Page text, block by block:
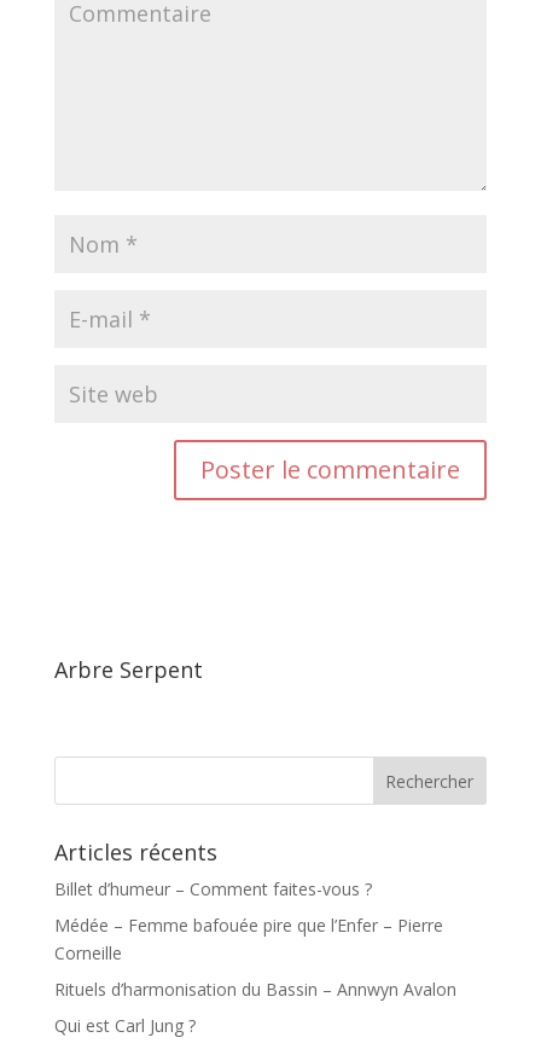
Arbre Serpent
Articles récents
Billet d’humeur – Comment faites-vous ?
Médée – Femme bafouée pire que l’Enfer – Pierre
Corneille
Rituels d’harmonisation du Bassin – Annwyn Avalon
Qui est Carl Jung ?